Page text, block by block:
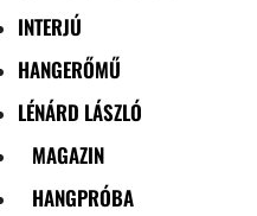
INTERJÚ
HANGERŐMŰ
LÉNÁRD LÁSZLÓ
MAGAZIN
HANGPRÓBA